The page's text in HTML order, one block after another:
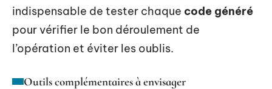
indispensable de tester chaque code généré
pour vérifier le bon déroulement de
l’opération et éviter les oublis.
Outils complémentaires à envisager